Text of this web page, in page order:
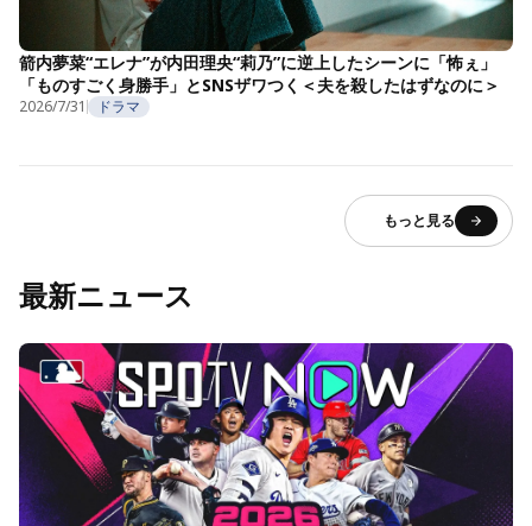
箭内夢菜“エレナ”が内田理央“莉乃”に逆上したシーンに「怖ぇ」
「ものすごく身勝手」とSNSザワつく＜夫を殺したはずなのに＞
2026/7/31 ドラマ
もっと見る
最新ニュース